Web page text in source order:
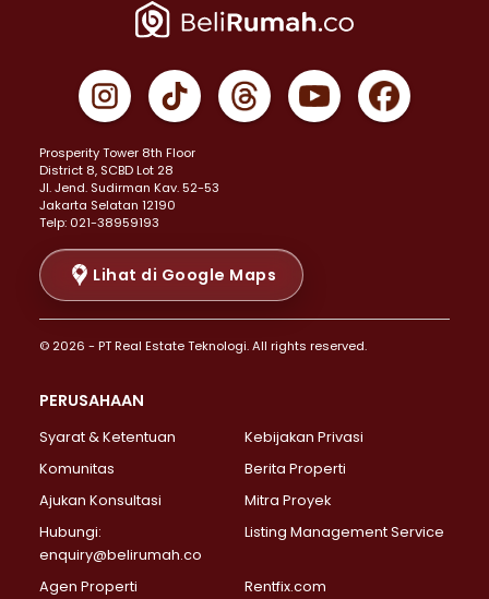
Properti Dijual di Jakarta Pusat >
Properti Dijual di Gambir >
Properti Dijual di Johar Baru >
Properti Dijual di Menteng >
Properti Dijual di Senen >
Properti Dijual di Tanah Abang >
Properti Dijual di Cikini >
Properti Dijual di Kramat >
Properti Dijual di Pasar Baru >
Properti Dijual di Bendungan Hilir >
Properti Dijual di Jakarta Selatan >
Properti Dijual di Lebak Bulus >
Properti Dijual di Gandaria Selatan >
Properti Dijual di Pondok Labu >
Properti Dijual di Lenteng Agung >
Properti Dijual di Senayan >
Properti Dijual di Pondok Pinang >
Prosperity Tower 8th Floor
District 8, SCBD Lot 28
JI. Jend. Sudirman Kav. 52-53
Jakarta Selatan 12190
Telp: 021-38959193
Lihat di Google Maps
© 2026 - PT Real Estate Teknologi. All rights reserved.
PERUSAHAAN
Syarat & Ketentuan
Kebijakan Privasi
Komunitas
Berita Properti
Ajukan Konsultasi
Mitra Proyek
Hubungi:
enquiry@belirumah.co
Listing Management Service
Agen Properti Rentfix.com